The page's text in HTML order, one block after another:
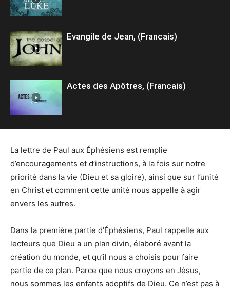
Evangile de Jean, (Francais)
Actes des Apôtres, (Francais)
La lettre de Paul aux Éphésiens est remplie
d’encouragements et d’instructions, à la fois sur notre
priorité dans la vie (Dieu et sa gloire), ainsi que sur l’unité
en Christ et comment cette unité nous appelle à agir
envers les autres.
Dans la première partie d’Éphésiens, Paul rappelle aux
lecteurs que Dieu a un plan divin, élaboré avant la
création du monde, et qu’il nous a choisis pour faire
partie de ce plan. Parce que nous croyons en Jésus,
nous sommes les enfants adoptifs de Dieu. Ce n’est pas à